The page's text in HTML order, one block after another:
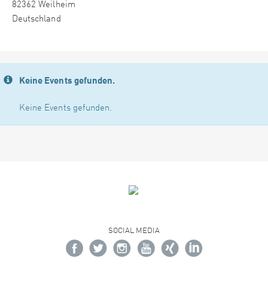
82362 Weilheim
Deutschland
Keine Events gefunden.
Keine Events gefunden.
SOCIAL MEDIA